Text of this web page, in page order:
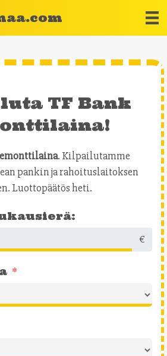
TF Bank
. Kilpailutamme
pankin ja rahoituslaitoksen
Luottopäätös heti.
€